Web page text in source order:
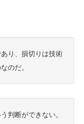
り、損切りは技術
のだ。
判断ができない。